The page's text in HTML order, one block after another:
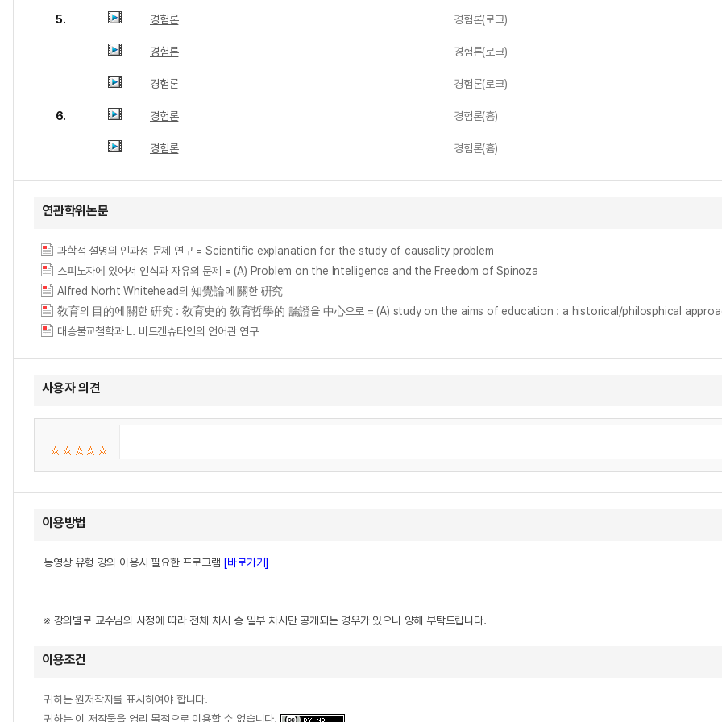
5. 경험론 경험론(로크)
경험론 경험론(로크)
경험론 경험론(로크)
6. 경험론 경험론(흄)
경험론 경험론(흄)
연관학위논문
과학적 설명의 인과성 문제 연구 = Scientific explanation for the study of causality problem
스피노자에 있어서 인식과 자유의 문제 = (A) Problem on the Intelligence and the Freedom of Spinoza
Alfred Norht Whitehead의 知覺論에 關한 硏究
敎育의 目的에 關한 硏究 : 敎育史的 敎育哲學的 論證을 中心으로 = (A) study on the aims of education : a historical/philosphical
대승불교철학과 L. 비트겐슈타인의 언어관 연구
사용자 의견
이용방법
동영상 유형 강의 이용시 필요한 프로그램 [바로가기]
※ 강의별로 교수님의 사정에 따라 전체 차시 중 일부 차시만 공개되는 경우가 있으니 양해 부탁드립니다.
이용조건
귀하는 원저작자를 표시하여야 합니다.
귀하는 이 저작물을 영리 목적으로 이용할 수 없습니다.